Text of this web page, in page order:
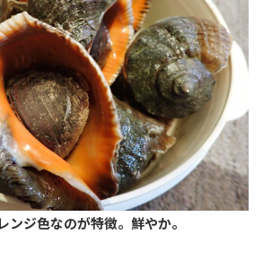
ンジ色なのが特徴。鮮やか。